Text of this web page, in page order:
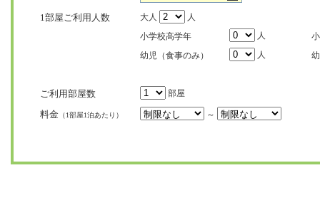
1部屋ご利用人数 大人
人
小学校高学年
人
幼児（食事のみ）
人
ご利用部屋数 部屋
料金 （1部屋1泊あたり） ～